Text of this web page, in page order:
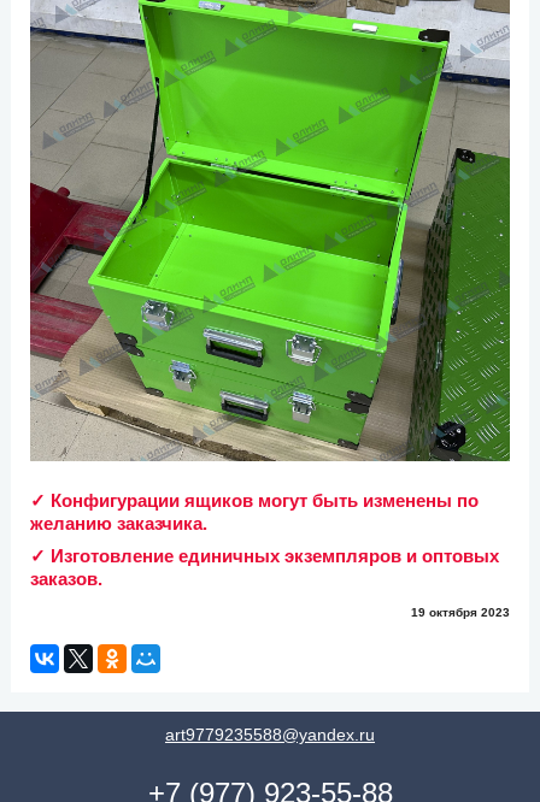
✓ Конфигурации ящиков могут быть изменены по
желанию заказчика.
✓ Изготовление единичных экземпляров и оптовых
заказов.
19 октября 2023
art9779235588@yandex.ru
+7 (977) 923-55-88